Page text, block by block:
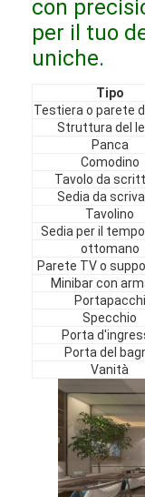
Mobili in hotel
Arredamento
Arredamento
Arredamento
Mobili per sala
Mobili per ufficio
Arredamento
Mobile
con
per il tuo
uniche.
Tipo
Testiera o parete
Struttura del
Panca
Comodino
Tavolo da
Sedia da
Tavolino
Sedia per il
ottomano
Parete TV o
Minibar con
Portapacchi
Specchio
Porta
Porta del
Vanità